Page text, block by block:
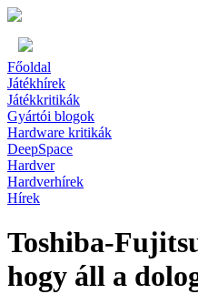
Főoldal
Játékhírek
Játékkritikák
Gyártói blogok
Hardware kritikák
DeepSpace
Hardver
Hardverhírek
Hírek
Toshiba-
hogy áll a